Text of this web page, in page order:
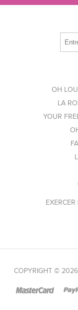
OH
LA
YOUR
COPYRIGHT © 2026